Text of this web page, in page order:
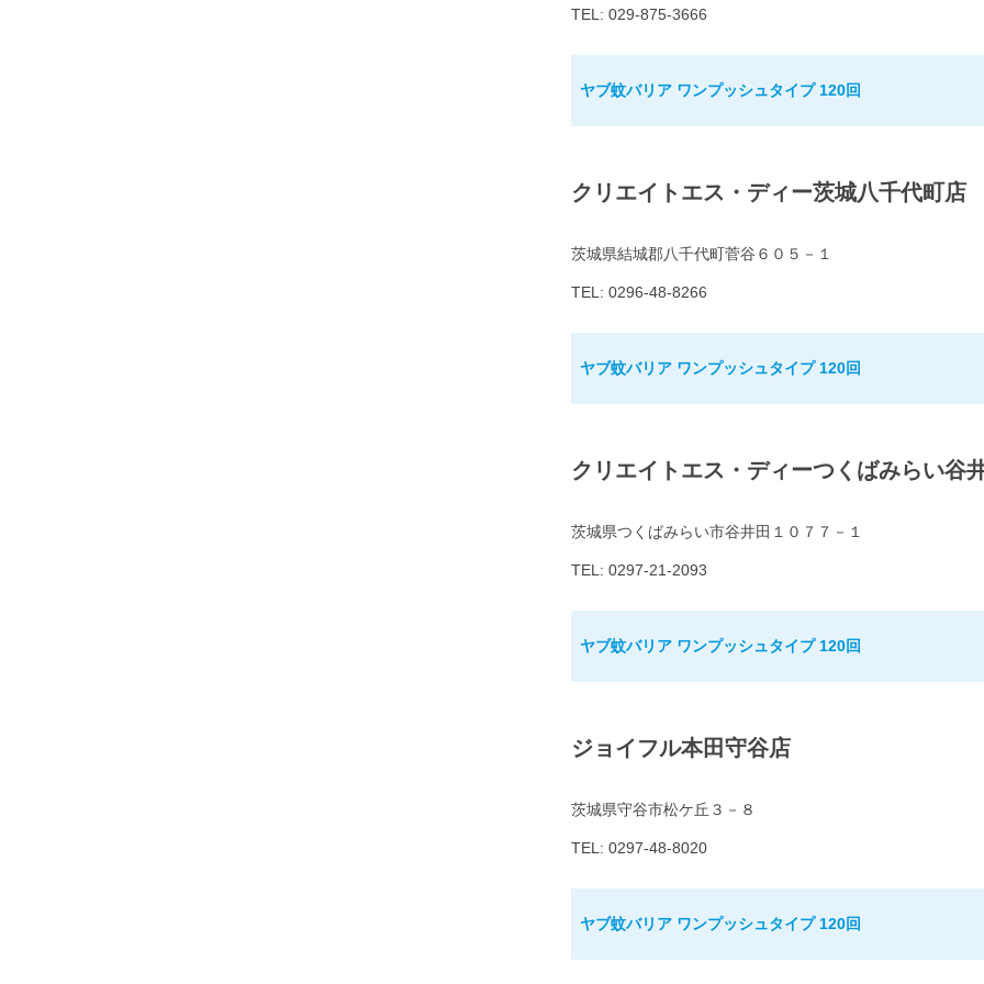
TEL: 029-875-3666
ヤブ蚊バリア ワンプッシュタイプ 120回
クリエイトエス・ディー茨城八千代町店
茨城県結城郡八千代町菅谷６０５－１
TEL: 0296-48-8266
ヤブ蚊バリア ワンプッシュタイプ 120回
クリエイトエス・ディーつくばみらい谷
茨城県つくばみらい市谷井田１０７７－１
TEL: 0297-21-2093
ヤブ蚊バリア ワンプッシュタイプ 120回
ジョイフル本田守谷店
茨城県守谷市松ケ丘３－８
TEL: 0297-48-8020
ヤブ蚊バリア ワンプッシュタイプ 120回